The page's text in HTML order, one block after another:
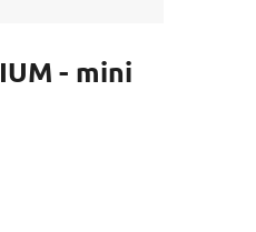
- mini